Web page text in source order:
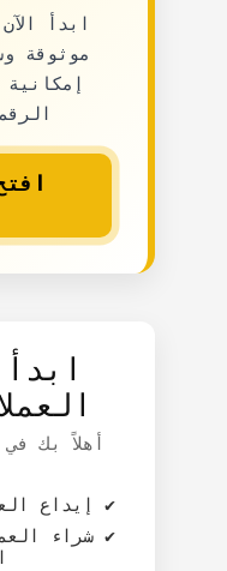
ابدأ
موثوقة
أهلاً بك
✔️ إيداع
✔️ شراء